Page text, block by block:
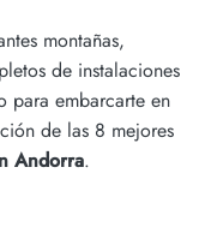
montañas,
de instalaciones
para embarcarte en
de las 8 mejores
Andorra.